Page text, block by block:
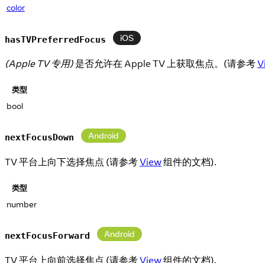
color
hasTVPreferredFocus iOS
(Apple TV 专用) 是否允许在 Apple TV 上获取焦点。(请参考
类型
bool
nextFocusDown Android
TV 平台上向下选择焦点 (请参考View组件的文档).
类型
number
nextFocusForward Android
TV 平台上向前选择焦点 (请参考View组件的文档).